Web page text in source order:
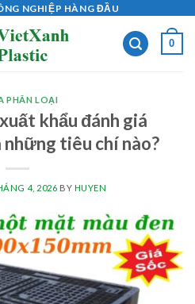
NGHIỆP HÀNG ĐẦU
0
PHÂN LOẠI
khẩu đánh giá
tiêu chí nào?
4, 2026 BY HUYEN